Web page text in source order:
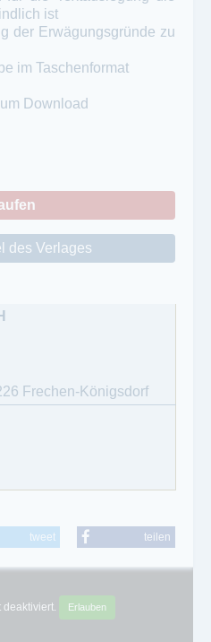
ist
der Erwägungsgründe zu
im Taschenformat
Download
des Verlages
Frechen-Königsdorf
tweet teilen
deaktiviert. Erlauben